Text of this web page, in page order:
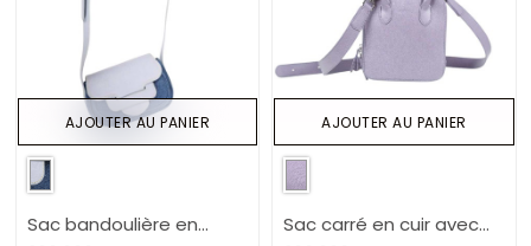
Sac bandoulière en
AJOUTER AU PANIER
Sac carré en cuir avec
AJOUTER AU PANIER